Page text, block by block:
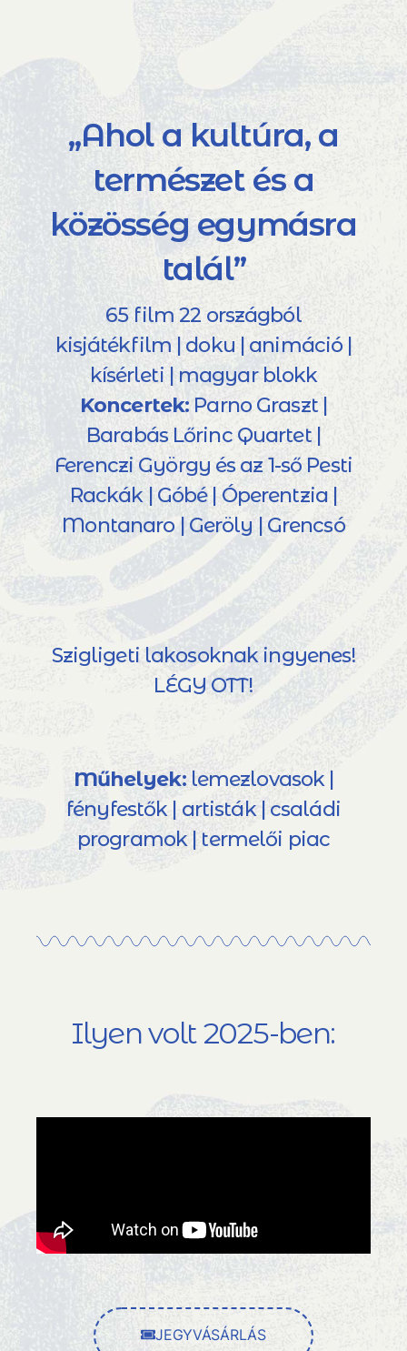
„Ahol a kultúra, a
természet és a
közösség egymásra
talál”
65 film 22 országból
kisjátékfilm | doku | animáció |
kísérleti | magyar blokk
Koncertek: Parno Graszt |
Barabás Lőrinc Quartet |
Ferenczi György és az 1-ső Pesti
Rackák | Góbé | Óperentzia |
Montanaro | Geröly | Grencsó
Szigligeti lakosoknak ingyenes!
LÉGY OTT!
Műhelyek:lemezlovasok |
fényfestők | artisták | családi
programok | termelői piac
Ilyen volt 2025-ben:
JEGYVÁSÁRLÁS